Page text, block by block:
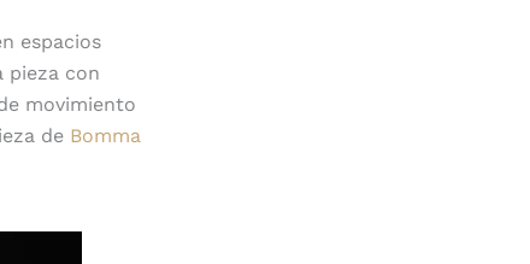
espacios
pieza con
movimiento
de Bomma